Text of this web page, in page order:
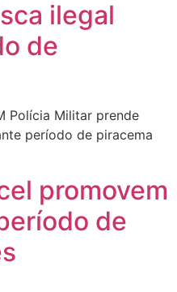
ilegal
de
Polícia Militar prende
período de piracema
promovem
de